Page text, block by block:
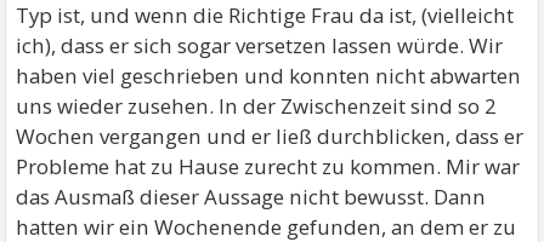
Typ ist, und wenn die Richtige Frau da ist, (vielleicht
ich), dass er sich sogar versetzen lassen würde. Wir
haben viel geschrieben und konnten nicht abwarten
uns wieder zusehen. In der Zwischenzeit sind so 2
Wochen vergangen und er ließ durchblicken, dass er
Probleme hat zu Hause zurecht zu kommen. Mir war
das Ausmaß dieser Aussage nicht bewusst. Dann
hatten wir ein Wochenende gefunden, an dem er zu